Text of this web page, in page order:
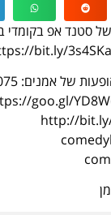
סטנד אפ בקומדי
אמנים: 03-5607075